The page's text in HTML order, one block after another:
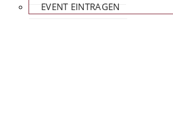
EVENT EINTRAGEN